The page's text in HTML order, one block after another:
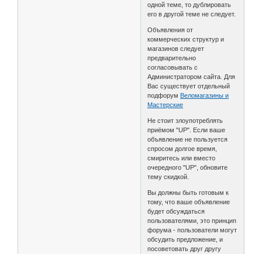
одной теме, то дублировать
его в другой теме не следует.
Объявления от
коммерческих структур и
магазинов следует
предварительно
согласовывать с
Администратором сайта. Для
Вас существует отдельный
подфорум Веломагазины и
Мастерские
Не стоит злоупотреблять
приёмом "UP". Если ваше
объявление не пользуется
спросом долгое время,
смиритесь или вместо
очередного "UP", обновите
тему скидкой.
Вы должны быть готовым к
тому, что ваше объявление
будет обсуждаться
пользователями, это принцип
форума - пользователи могут
обсудить предложение, и
посоветовать друг другу